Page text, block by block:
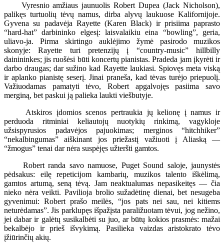
Vyresnio amžiaus jaunuolis Robert Dupea (Jack Nicholson),
palikęs turtuolių tėvų namus, dirba alyvų laukuose Kalifornijoje.
Gyvena su padavėja Rayette (Karen Black) ir prisiima paprasto
“hard-hat” darbininko elgesį: laisvalaikiu eina “bowling”, geria,
uliavo-ja. Pirma skirtingo auklėjimo žymė pasirodo muzikos
skonyje: Rayette turi pretenzijų į “country-music” hillbilly
dainininkes; jis ruošėsi būti koncertų pianistas. Pradeda jam įkyrėti ir
darbo draugas; dar sužino kad Rayette laukiasi. Spiovęs meta viską
ir aplanko pianistę seserį. Jinai praneša, kad tėvas turėjo priepuolį.
Važiuodamas pamatyti tėvo, Robert apgalvojęs pasiima savo
merginą, bet paskui ją palieka laukti viešbutyje.
Atskiros įdomios scenos pertraukia jų kelionę į namus ir
perduoda ritminiai keliautojų nuotykių rinkimą, vagykloje
užsispyrusios padavėjos pajuokimas; merginos “hitchhiker”
“nekalbingumas” aiškinant jos priežastį važiuoti į Aliaską —
“žmogus” tenai dar nėra suspėjęs užteršti gamtos.
Robert randa savo namuose, Puget Sound saloje, jaunystės
pėdsakus: eilę repeticijom kambarių, muzikos talento iškėlimą,
gamtos artumą, seną tėvą. Jam neaktualumas nepasikeitęs — čia
nieko nėra veikti. Pavilioja brolio sužadėtinę dienai, bet nesugeba
gyvenimui: Robert prašo meilės, “jos pats nei sau, nei kitiems
neturėdamas”. Jis parklupęs išpažįsta paraližuotam tėvui, jog nežino,
jei dabar ir galėtų susikalbėti su juo, ar būtų kokios prasmės: mažai
bekalbėjo ir prieš išvykimą. Pasilieka vaizdas aristokrato tėvo
įžiūrinčių akių.